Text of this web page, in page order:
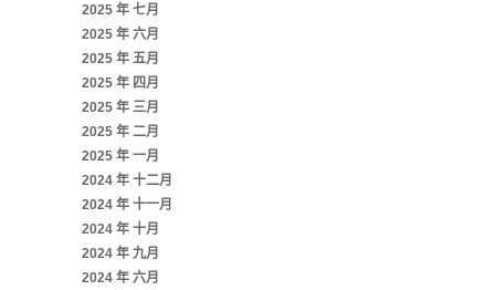
2025 年 七月
2025 年 六月
2025 年 五月
2025 年 四月
2025 年 三月
2025 年 二月
2025 年 一月
2024 年 十二月
2024 年 十一月
2024 年 十月
2024 年 九月
2024 年 六月